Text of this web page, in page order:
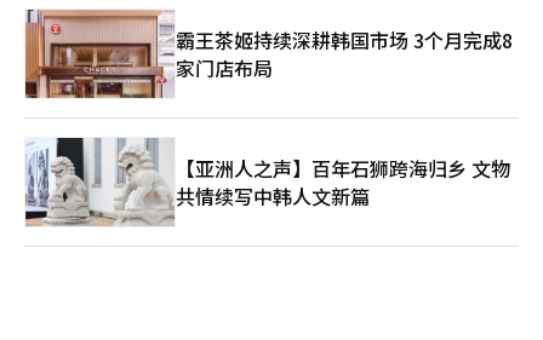
霸王茶姬持续深耕韩国市场 3个月完成8
家门店布局
【亚洲人之声】百年石狮跨海归乡 文物
共情续写中韩人文新篇